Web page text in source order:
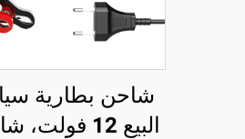
شاحن بطارية
البيع 12